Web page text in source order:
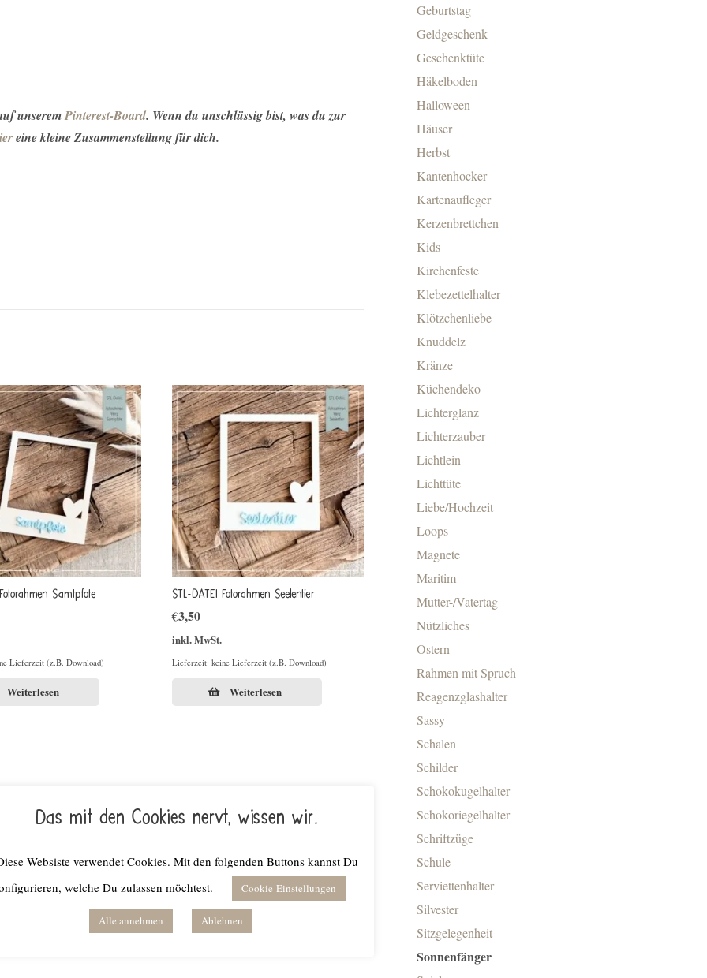
unseremPinterest-Board. Wenn du unschlüssig bist, was du zur
eine kleine Zusammenstellung für dich.
Samtpfote
Lieferzeit (z.B. Download)
Weiterlesen
STL-DATEI Fotorahmen Seelentier
€3,50
inkl. MwSt.
Lieferzeit: keine Lieferzeit (z.B. Download)
Weiterlesen
Geburtstag
Geldgeschenk
Geschenktüte
Häkelboden
Halloween
Häuser
Herbst
Kantenhocker
Kartenaufleger
Kerzenbrettchen
Kids
Kirchenfeste
Klebezettelhalter
Klötzchenliebe
Knuddelz
Kränze
Küchendeko
Lichterglanz
Lichterzauber
Lichtlein
Lichttüte
Liebe/Hochzeit
Loops
Magnete
Maritim
Mutter-/Vatertag
Nützliches
Ostern
Rahmen mit Spruch
Reagenzglashalter
Sassy
Schalen
Schilder
Schokokugelhalter
Schokoriegelhalter
Schriftzüge
Schule
Serviettenhalter
Silvester
Sitzgelegenheit
Sonnenfänger
Das mit den Cookies nervt, wissen wir.
Websiste verwendet Cookies. Mit den folgenden Buttons kannst Du
welche Du zulassen möchtest.
Cookie-Einstellungen
Alle annehmen Ablehnen